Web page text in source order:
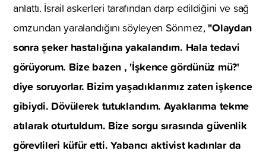
anlattı. İsrail askerleri tarafından darp edildiğini ve sağ
omzundan yaralandığını söyleyen Sönmez, "Olaydan
sonra şeker hastalığına yakalandım. Hala tedavi
görüyorum. Bize bazen , 'İşkence gördünüz mü?'
diye soruyorlar. Bizim yaşadıklarımız zaten işkence
gibiydi. Dövülerek tutuklandım. Ayaklarıma tekme
atılarak oturtuldum. Bize sorgu sırasında güvenlik
görevlileri küfür etti. Yabancı aktivist kadınlar da